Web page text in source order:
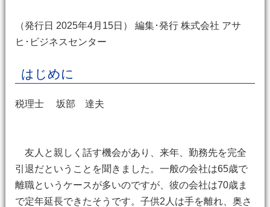
（発行日 2025年4月15日） 編集･発行 株式会社 アサ
ヒ･ビジネスセンター
はじめに
税理士 坂部 達夫
友人と親しく話す機会があり、来年、勤務先を完全
引退だということを聞きました。一般の会社は65歳で
離職というケースが多いのですが、彼の会社は70歳ま
で定年延長できたそうです。子供2人は手を離れ、奥さ